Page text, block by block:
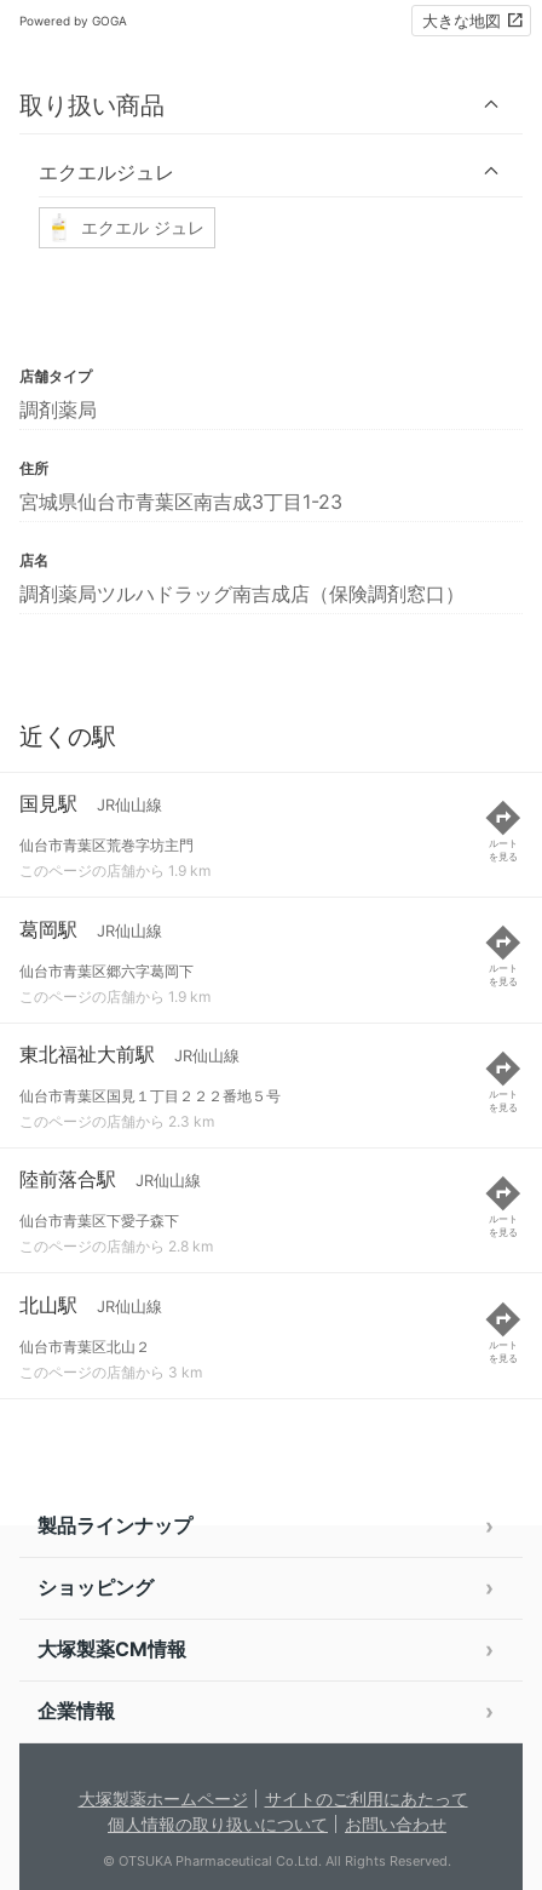
Powered by GOGA 大きな地図
取り扱い商品
エクエルジュレ
エクエル ジュレ
店舗タイプ
調剤薬局
住所
宮城県仙台市青葉区南吉成3丁目1-23
店名
調剤薬局ツルハドラッグ南吉成店（保険調剤窓口）
近くの駅
国見駅 JR仙山線
仙台市青葉区荒巻字坊主門
このページの店舗から 1.9 km
ルート
を見る
葛岡駅 JR仙山線
仙台市青葉区郷六字葛岡下
このページの店舗から 1.9 km
ルート
を見る
東北福祉大前駅 JR仙山線
仙台市青葉区国見１丁目２２２番地５号
このページの店舗から 2.3 km
ルート
を見る
陸前落合駅 JR仙山線
仙台市青葉区下愛子森下
このページの店舗から 2.8 km
ルート
を見る
北山駅 JR仙山線
仙台市青葉区北山２
このページの店舗から 3 km
ルート
を見る
製品ラインナップ
ショッピング
大塚製薬CM情報
企業情報
大塚製薬ホームページ
サイトのご利用にあたって
個人情報の取り扱いについて
お問い合わせ
© OTSUKA Pharmaceutical Co.Ltd. All Rights Reserved.